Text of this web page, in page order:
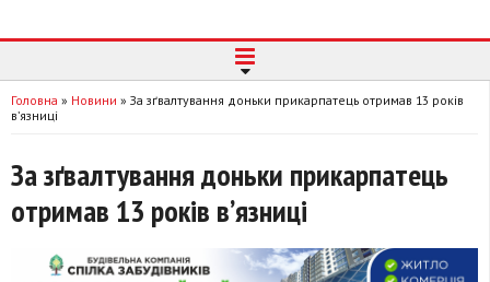
Головна » Новини » За зґвалтування доньки прикарпатець отримав 13 років
вʼязниці
За зґвалтування доньки прикарпатець
отримав 13 років вʼязниці